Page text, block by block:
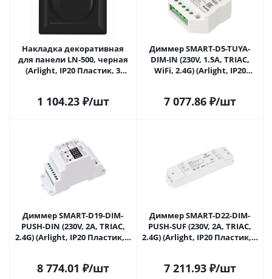
Накладка декоративная
для панели LN-500, черная
(Arlight, IP20 Пластик, 3
1 104.23₽/шт
Диммер SMART-D5-TUYA-
DIM-IN (230V, 1.5A, TRIAC,
WiFi, 2.4G) (Arlight, IP20
7 077.86₽/шт
Диммер SMART-D19-DIM-
PUSH-DIN (230V, 2A, TRIAC,
2.4G) (Arlight, IP20 Пластик, 5
8 774.01 ₽/шт
Диммер SMART-D22-DIM-
PUSH-SUF (230V, 2A, TRIAC,
2.4G) (Arlight, IP20 Пластик, 5
7 211.93₽/шт